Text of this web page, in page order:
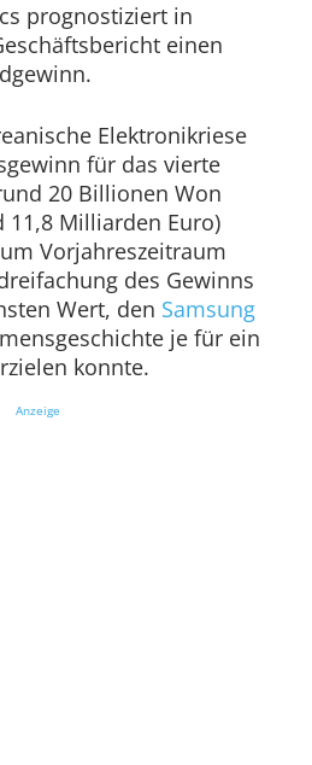
prognostiziert in
einen
Elektronikriese
für das vierte
20 Billionen Won
Milliarden Euro)
Vorjahreszeitraum
des Gewinns
Wert, den Samsung
je für ein
konnte.
Anzeige